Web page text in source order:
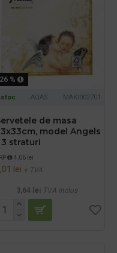
%
stoc AQAS MAKI002701
de masa
model Angels
3 straturi
4,06 lei
lei + TVA
3,64 lei TVA inclus